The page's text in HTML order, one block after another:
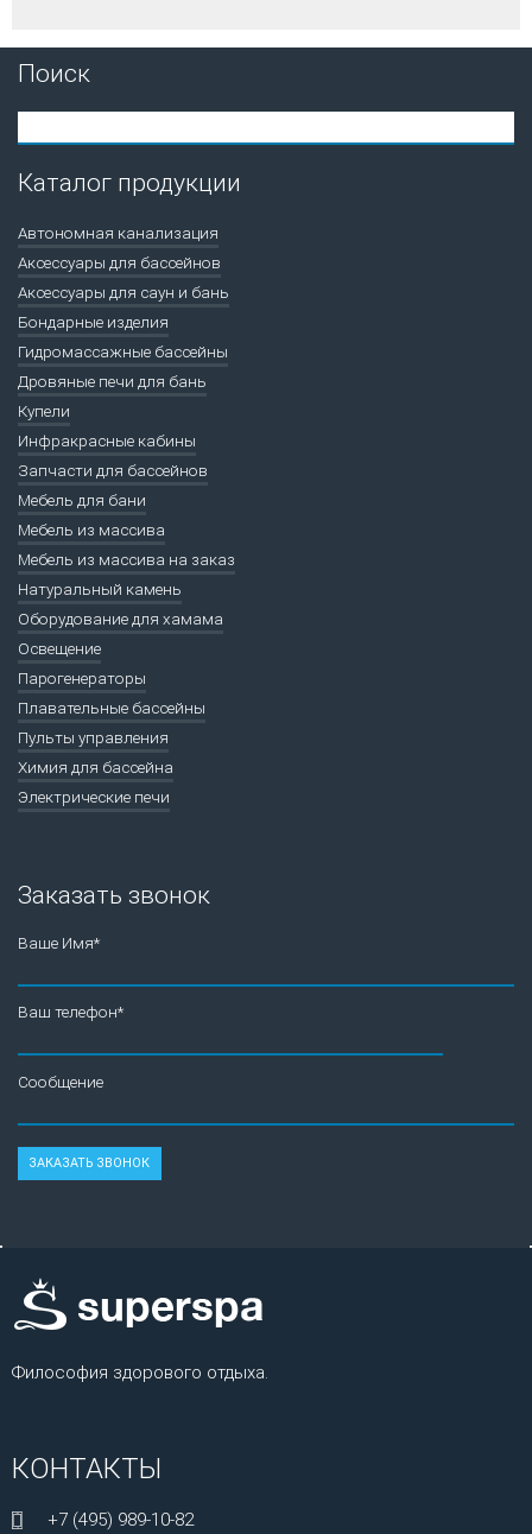
Поиск
Каталог продукции
Автономная канализация
Аксессуары для бассейнов
Аксессуары для саун и бань
Бондарные изделия
Гидромассажные бассейны
Дровяные печи для бань
Купели
Инфракрасные кабины
Запчасти для бассейнов
Мебель для бани
Мебель из массива
Мебель из массива на заказ
Натуральный камень
Оборудование для хамама
Освещение
Парогенераторы
Плавательные бассейны
Пульты управления
Химия для бассейна
Электрические печи
Заказать звонок
Ваше Имя*
Ваш телефон*
Сообщение
Философия здорового отдыха.
КОНТАКТЫ
+7 (495) 989-10-82